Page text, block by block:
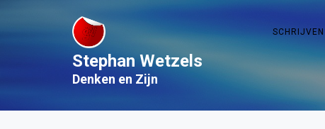
SCHRIJVEN
Stephan Wetzels
Denken en Zijn